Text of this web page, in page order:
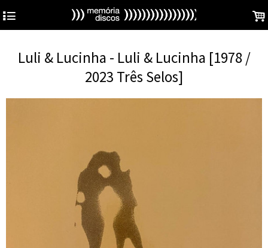
4 .
Luli & Lucinha - Luli & Lucinha [1978 /
2023 Três Selos]